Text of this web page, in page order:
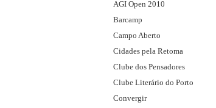
r
t
i
r
d
o
P
c
h
f
o
r
:
AGI Open 2010
Barcamp
Campo Aberto
Cidades pela Retoma
Clube dos Pensadores
Clube Literário do Porto
Convergir